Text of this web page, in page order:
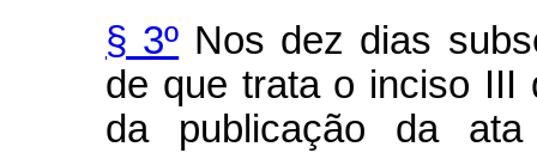
§ 3º Nos dez dias
de que trata o inciso
da publicação da